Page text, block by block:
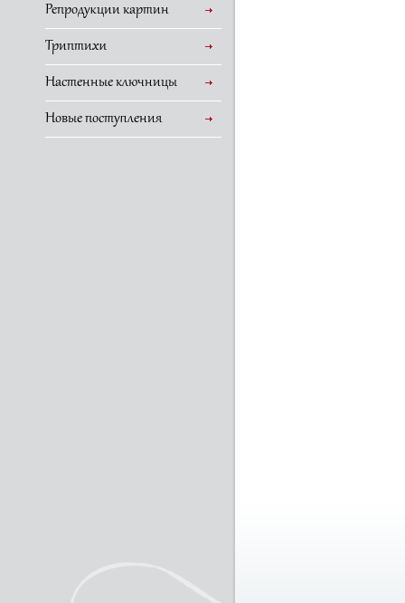
Репродукции картин
Триптихи
Настенные ключницы
Новые поступления